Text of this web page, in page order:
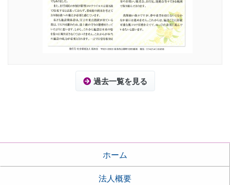
過去一覧を見る
ホーム
法人概要